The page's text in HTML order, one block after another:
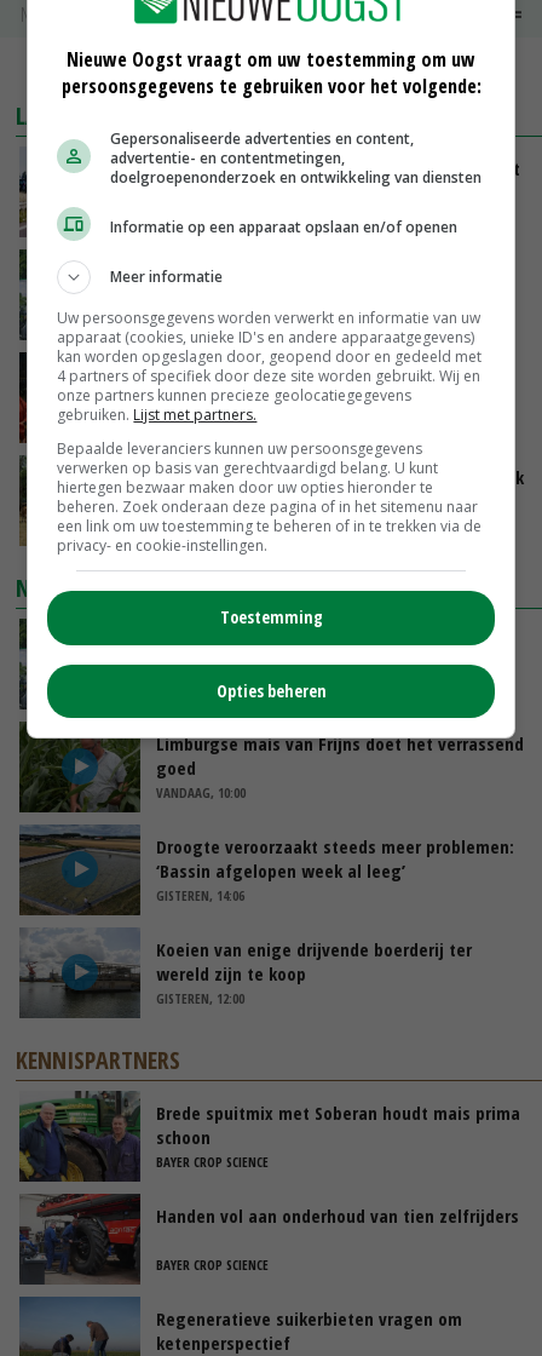
Noteringen € 0,00
MEER MARKTPRIJZEN
LAATSTE NIEUWS
LTO en NAJK roepen leden op Brabants protest
te steunen
VANDAAG, 12:29
Oekraïne-vlogger Kees Huizinga: ‘Bezoek van
VANDAAG, 12:00
Ministerie zoekt tweehonderd agrariërs die
mee willen denken
VANDAAG, 11:34
Droogte zet Britse melkveehouderij onder druk
VANDAAG, 11:04
NIEUWSTE VIDEO'S
Oekraïne-vlogger Kees Huizinga: ‘Bezoek van
de ambassade mag zelf groente plukken’
VANDAAG, 12:00
Limburgse mais van Frijns doet het verrassend
goed
VANDAAG, 10:00
Droogte veroorzaakt steeds meer problemen:
‘Bassin afgelopen week al leeg’
GISTEREN, 14:06
Koeien van enige drijvende boerderij ter
wereld zijn te koop
GISTEREN, 12:00
KENNISPARTNERS
Brede spuitmix met Soberan houdt mais prima
schoon
BAYER CROP SCIENCE
Handen vol aan onderhoud van tien zelfrijders
BAYER CROP SCIENCE
Regeneratieve suikerbieten vragen om
ketenperspectief
Nieuwe Oogst vraagt om uw toestemming om uw
persoonsgegevens te gebruiken voor het volgende:
Gepersonaliseerde advertenties en content,
advertentie- en contentmetingen,
doelgroepenonderzoek en ontwikkeling van diensten
Informatie op een apparaat opslaan en/of openen
Meer informatie
Uw persoonsgegevens worden verwerkt en informatie van uw
apparaat (cookies, unieke ID's en andere apparaatgegevens)
kan worden opgeslagen door, geopend door en gedeeld met
4 partners of specifiek door deze site worden gebruikt. Wij en
onze partners kunnen precieze geolocatiegegevens
gebruiken. Lijst met partners.
Bepaalde leveranciers kunnen uw persoonsgegevens
verwerken op basis van gerechtvaardigd belang. U kunt
hiertegen bezwaar maken door uw opties hieronder te
beheren. Zoek onderaan deze pagina of in het sitemenu naar
een link om uw toestemming te beheren of in te trekken via de
privacy- en cookie-instellingen.
Toestemming
Opties beheren